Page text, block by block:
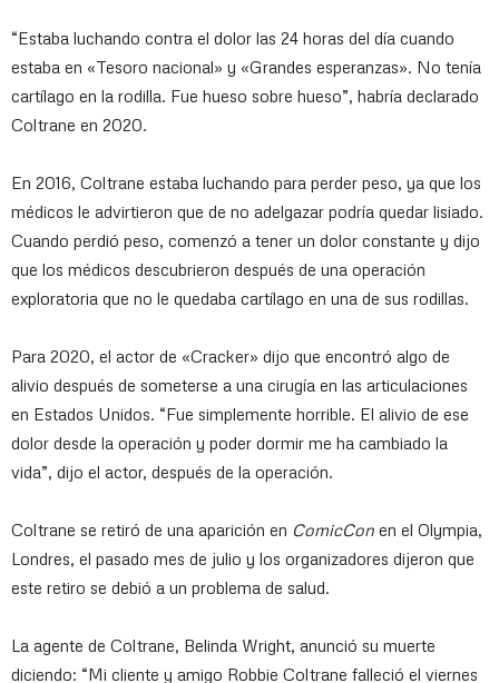
“Estaba luchando contra el dolor las 24 horas del día cuando
estaba en «Tesoro nacional» y «Grandes esperanzas». No tenía
cartílago en la rodilla. Fue hueso sobre hueso”, habría declarado
Coltrane en 2020.
En 2016, Coltrane estaba luchando para perder peso, ya que los
médicos le advirtieron que de no adelgazar podría quedar lisiado.
Cuando perdió peso, comenzó a tener un dolor constante y dijo
que los médicos descubrieron después de una operación
exploratoria que no le quedaba cartílago en una de sus rodillas.
Para 2020, el actor de «Cracker» dijo que encontró algo de
alivio después de someterse a una cirugía en las articulaciones
en Estados Unidos. “Fue simplemente horrible. El alivio de ese
dolor desde la operación y poder dormir me ha cambiado la
vida”, dijo el actor, después de la operación.
Coltrane se retiró de una aparición en ComicCon en el Olympia,
Londres, el pasado mes de julio y los organizadores dijeron que
este retiro se debió a un problema de salud.
La agente de Coltrane, Belinda Wright, anunció su muerte
diciendo: “Mi cliente y amigo Robbie Coltrane falleció el viernes